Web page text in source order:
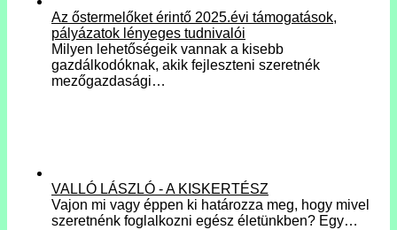
Az őstermelőket érintő 2025.évi támogatások,
pályázatok lényeges tudnivalói
Milyen lehetőségeik vannak a kisebb
gazdálkodóknak, akik fejleszteni szeretnék
mezőgazdasági…
VALLÓ LÁSZLÓ - A KISKERTÉSZ
Vajon mi vagy éppen ki határozza meg, hogy mivel
szeretnénk foglalkozni egész életünkben? Egy…